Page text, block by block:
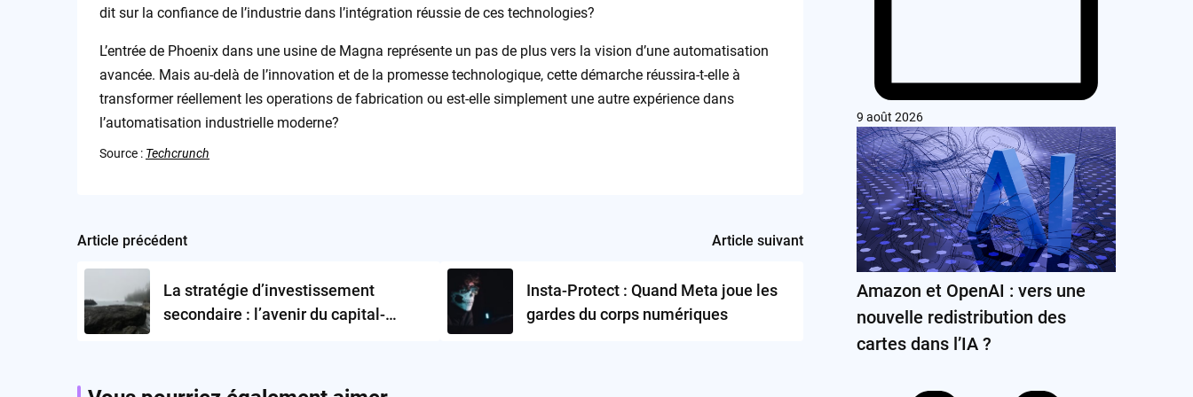
dit sur la confiance de l’industrie dans l’intégration réussie de ces technologies?
L’entrée de Phoenix dans une usine de Magna représente un pas de plus vers la vision d’une automatisation
avancée. Mais au-delà de l’innovation et de la promesse technologique, cette démarche réussira-t-elle à
transformer réellement les operations de fabrication ou est-elle simplement une autre expérience dans
l’automatisation industrielle moderne?
Source : Techcrunch
Post
navigation
Article précédent
La stratégie d’investissement
secondaire : l’avenir du capital-
Article suivant
Insta-Protect : Quand Meta joue les
gardes du corps numériques
9 août 2026
Amazon et OpenAI : vers une
nouvelle redistribution des
cartes dans l’IA ?